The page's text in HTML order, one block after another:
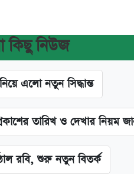
কিছু নিউজ
এলো নতুন সিদ্ধান্ত
তারিখ ও দেখার নিয়ম
রবি, শুরু নতুন বিতর্ক